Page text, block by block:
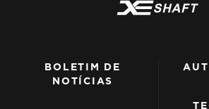
BOLETIM DE
NOTÍCIAS